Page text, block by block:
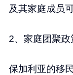
及其家庭成员
2、家庭团聚
保加利亚的移